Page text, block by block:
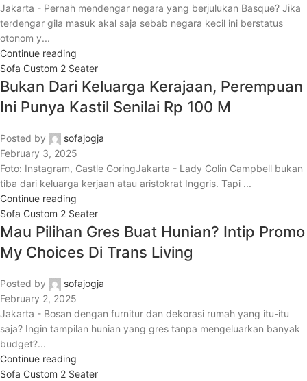
Jakarta - Pernah mendengar negara yang berjulukan Basque? Jika
terdengar gila masuk akal saja sebab negara kecil ini berstatus
otonom y...
Continue reading
Sofa Custom 2 Seater
Bukan Dari Keluarga Kerajaan, Perempuan
Ini Punya Kastil Senilai Rp 100 M
Posted by
sofajogja
February 3, 2025
Foto: Instagram, Castle GoringJakarta - Lady Colin Campbell bukan
tiba dari keluarga kerjaan atau aristokrat Inggris. Tapi ...
Continue reading
Sofa Custom 2 Seater
Mau Pilihan Gres Buat Hunian? Intip Promo
My Choices Di Trans Living
Posted by
sofajogja
February 2, 2025
Jakarta - Bosan dengan furnitur dan dekorasi rumah yang itu-itu
saja? Ingin tampilan hunian yang gres tanpa mengeluarkan banyak
budget?...
Continue reading
Sofa Custom 2 Seater